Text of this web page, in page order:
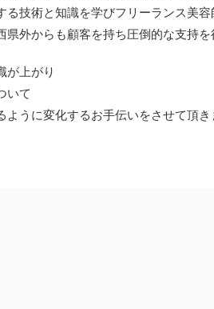
技術と知識を学びフリーランス美容
外からも顧客を持ち圧倒的な支持を
が上がり
いて
うに変化するお手伝いをさせて頂き